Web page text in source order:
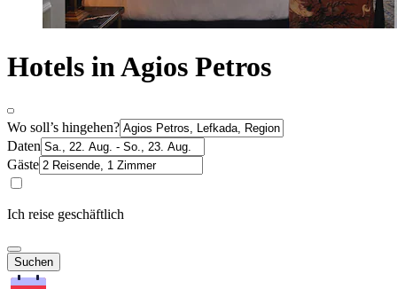
Hotels in Agios Petros
Wo soll’s hingehen?
Daten
Gäste
Ich reise geschäftlich
Suchen